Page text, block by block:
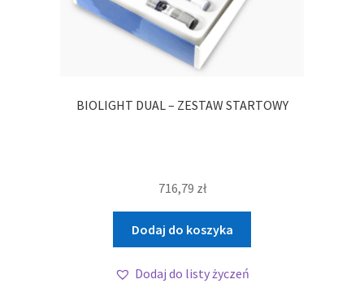
BIOLIGHT DUAL – ZESTAW STARTOWY
716,79 zł
Dodaj do koszyka
Dodaj do listy życzeń